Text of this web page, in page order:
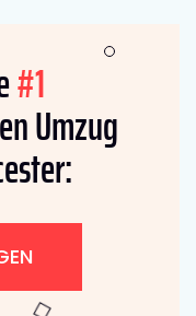
#1
Umzug